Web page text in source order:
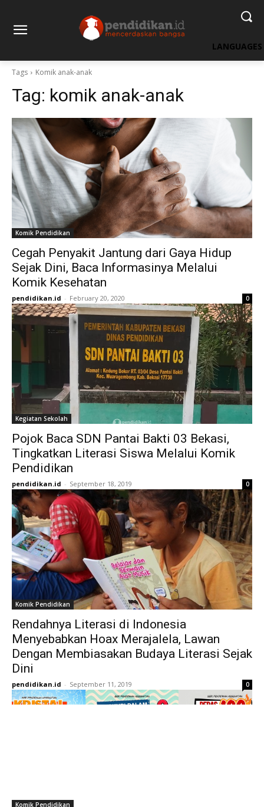
LANGUAGES
Tags Komik anak-anak
Tag: komik anak-anak
Komik Pendidikan
Cegah Penyakit Jantung dari Gaya Hidup
Sejak Dini, Baca Informasinya Melalui
Komik Kesehatan
pendidikan.id - February 20, 2020 0
Kegiatan Sekolah
Pojok Baca SDN Pantai Bakti 03 Bekasi,
Tingkatkan Literasi Siswa Melalui Komik
Pendidikan
pendidikan.id - September 18, 2019 0
Komik Pendidikan
Rendahnya Literasi di Indonesia
Menyebabkan Hoax Merajalela, Lawan
Dengan Membiasakan Budaya Literasi Sejak
Dini
pendidikan.id - September 11, 2019 0
Komik Pendidikan